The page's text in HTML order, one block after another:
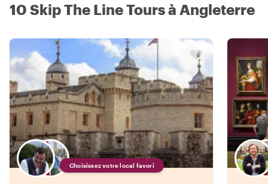
10 Skip The Line Tours à Angleterre
Choisissez votre local favori